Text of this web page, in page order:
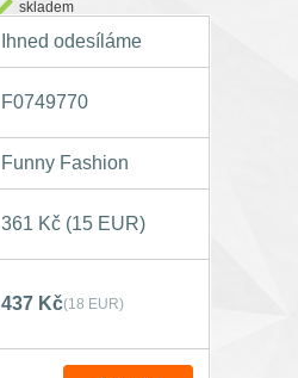
skladem
Ihned odesíláme
F0749770
Funny Fashion
361 Kč (15 EUR)
437 Kč(18 EUR)